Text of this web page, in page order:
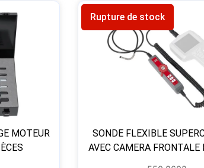
MOTEUR
Rupture de stock
SONDE FLEXIBLE
AVEC CAMERA FRONTALE